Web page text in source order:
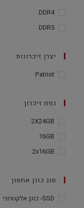
DDR4
DDR5
יצרן זיכרונות
Patriot
נפח זיכרון
2X24GB
16GB
2x16GB
סוג כונן אחסון
SSD- כונן אלקטרוני